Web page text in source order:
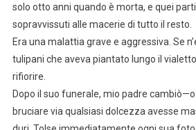
solo otto anni quando è morta, e quei
sopravvissuti alle macerie di tutto il resto.
Era una malattia grave e aggressiva. Se
tulipani che aveva piantato lungo il
rifiorire.
Dopo il suo funerale, mio padre
bruciare via qualsiasi dolcezza avesse